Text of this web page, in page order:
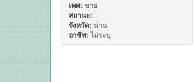
เพศ: ชาย
สถานะ: -
จังหวัด: น่าน
อาชีพ: ไม่ระบุ